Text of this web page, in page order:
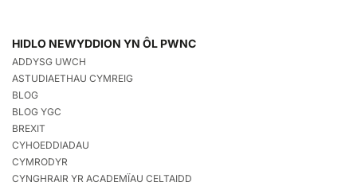
HIDLO NEWYDDION YN ÔL PWNC
ADDYSG UWCH
ASTUDIAETHAU CYMREIG
BLOG
BLOG YGC
BREXIT
CYHOEDDIADAU
CYMRODYR
CYNGHRAIR YR ACADEMÏAU CELTAIDD